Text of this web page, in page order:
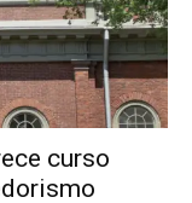
curso